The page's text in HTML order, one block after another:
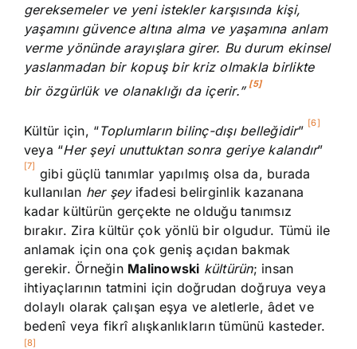
gereksemeler ve yeni istekler karşısında kişi,
yaşamını güvence altına alma ve yaşamına anlam
verme yönünde arayışlara girer. Bu durum ekinsel
yaslanmadan bir kopuş bir kriz olmakla birlikte
bir özgürlük ve olanaklığı da içerir.”[5]
Kültür için, “Toplumların bilinç-dışı belleğidir” [6]
veya “Her şeyi unuttuktan sonra geriye kalandır”
[7] gibi güçlü tanımlar yapılmış olsa da, burada
kullanılan her şeyifadesi belirginlik kazanana
kadar kültürün gerçekte ne olduğu tanımsız
bırakır. Zira kültür çok yönlü bir olgudur. Tümü ile
anlamak için ona çok geniş açıdan bakmak
gerekir. Örneğin Malinowski kültürün; insan
ihtiyaçlarının tatmini için doğrudan doğruya veya
dolaylı olarak çalışan eşya ve aletlerle, âdet ve
bedenî veya fikrî alışkanlıkların tümünü kasteder.
[8]